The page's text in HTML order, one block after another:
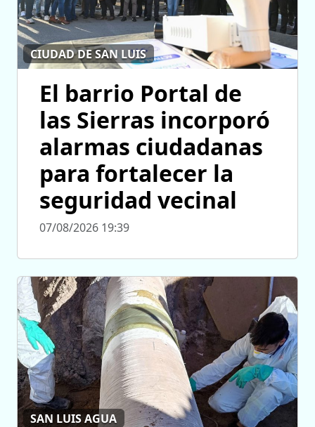
CIUDAD DE SAN LUIS
El barrio Portal de
las Sierras incorporó
alarmas ciudadanas
para fortalecer la
seguridad vecinal
07/08/2026 19:39
SAN LUIS AGUA